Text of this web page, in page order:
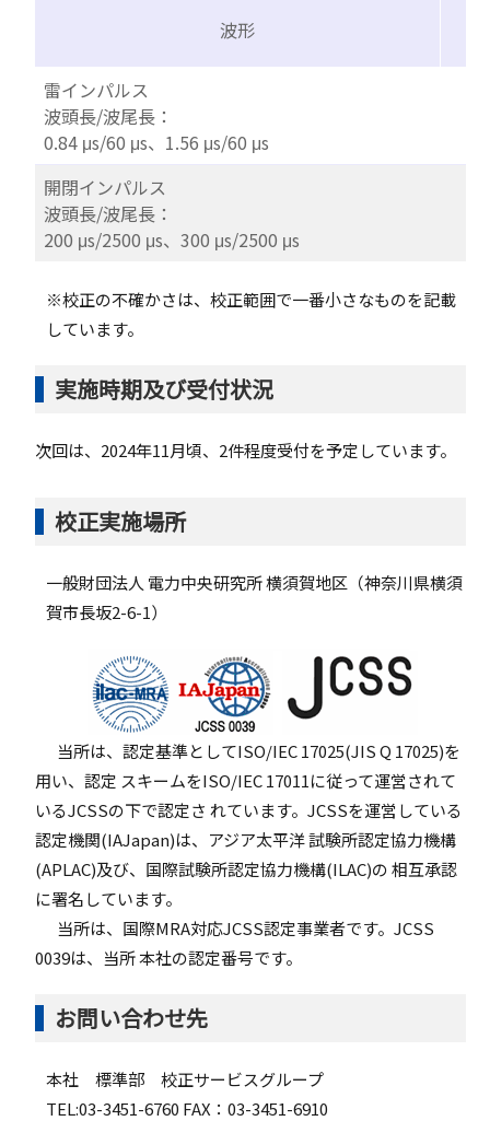
波形
雷インパルス
波頭長/波尾長：
0.84 μs/60 μs、1.56 μs/60 μs
開閉インパルス
波頭長/波尾長：
200 μs/2500 μs、300 μs/2500 μs
※校正の不確かさは、校正範囲で一番小さなものを記載
しています。
実施時期及び受付状況
次回は、2024年11月頃、2件程度受付を予定しています。
校正実施場所
一般財団法人 電力中央研究所 横須賀地区（神奈川県横須
賀市長坂2-6-1）
当所は、認定基準としてISO/IEC 17025(JIS Q 17025)を
用い、認定 スキームをISO/IEC 17011に従って運営されて
いるJCSSの下で認定さ れています。JCSSを運営している
認定機関(IAJapan)は、アジア太平洋 試験所認定協力機構
(APLAC)及び、国際試験所認定協力機構(ILAC)の 相互承認
に署名しています。
当所は、国際MRA対応JCSS認定事業者です。JCSS
0039は、当所 本社の認定番号です。
お問い合わせ先
本社 標準部 校正サービスグループ
TEL:03-3451-6760 FAX：03-3451-6910